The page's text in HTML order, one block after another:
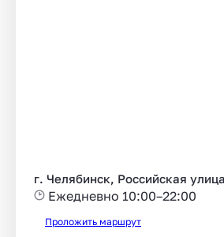
г. Челябинск, Российская
Ежедневно 10:00–22:00
Проложить маршрут